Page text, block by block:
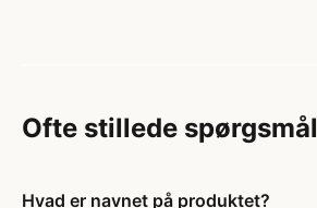
Ofte stillede spørgsmål
Hvad er navnet på produktet?